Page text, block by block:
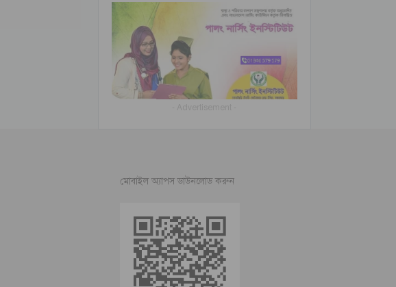
মোবাইল অ্যাপস ডাউনলোড করুন